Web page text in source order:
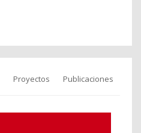
Proyectos Publicaciones